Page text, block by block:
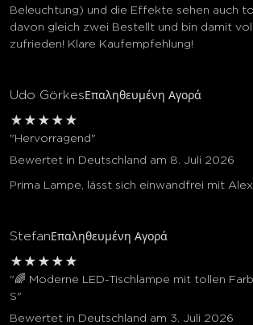
Beleuchtung) und die Effekte sehen auch
davon gleich zwei Bestellt und bin damit
zufrieden! Klare Kaufempfehlung!
Udo Görkes Επαληθευμένη Αγορά
★ ★ ★ ★ ★
"Hervorragend"
Bewertet in Deutschland am 8. Juli 2026
Prima Lampe, lässt sich einwandfrei mit
Stefan Επαληθευμένη Αγορά
★ ★ ★ ★ ★
"🌈 Moderne LED-Tischlampe mit tollen
S"
Bewertet in Deutschland am 3. Juli 2026